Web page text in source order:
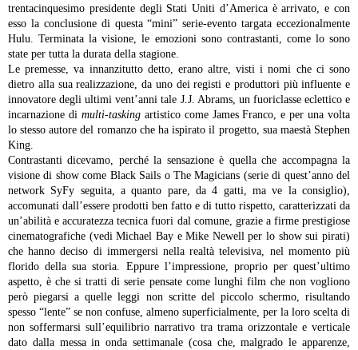
trentacinquesimo presidente degli Stati Uniti d’America è arrivato, e con
esso la conclusione di questa “mini” serie-evento targata eccezionalmente
Hulu. Terminata la visione, le emozioni sono contrastanti, come lo sono
state per tutta la durata della stagione.
Le premesse, va innanzitutto detto, erano altre, visti i nomi che ci sono
dietro alla sua realizzazione, da uno dei registi e produttori più influente e
innovatore degli ultimi vent’anni tale J.J. Abrams, un fuoriclasse eclettico e
incarnazione di multi-taskingartistico come James Franco, e per una volta
lo stesso autore del romanzo che ha ispirato il progetto, sua maestà Stephen
King.
Contrastanti dicevamo, perché la sensazione è quella che accompagna la
visione di show come Black Sails o The Magicians (serie di quest’anno del
network SyFy seguita, a quanto pare, da 4 gatti, ma ve la consiglio),
accomunati dall’essere prodotti ben fatto e di tutto rispetto, caratterizzati da
un’abilità e accuratezza tecnica fuori dal comune, grazie a firme prestigiose
cinematografiche (vedi Michael Bay e Mike Newell per lo show sui pirati)
che hanno deciso di immergersi nella realtà televisiva, nel momento più
florido della sua storia. Eppure l’impressione, proprio per quest’ultimo
aspetto, è che si tratti di serie pensate come lunghi film che non vogliono
però piegarsi a quelle leggi non scritte del piccolo schermo, risultando
spesso “lente” se non confuse, almeno superficialmente, per la loro scelta di
non soffermarsi sull’equilibrio narrativo tra trama orizzontale e verticale
dato dalla messa in onda settimanale (cosa che, malgrado le apparenze,